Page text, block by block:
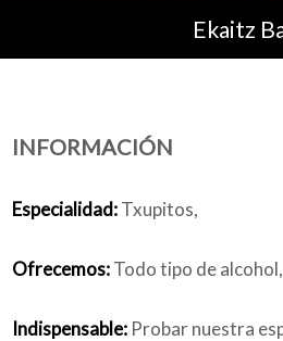
Planes
Ekaitz
INFORMACIÓN
Especialidad:Txupitos,
Ofrecemos:Todo tipo de alcohol,
Indispensable: Probar nuestra